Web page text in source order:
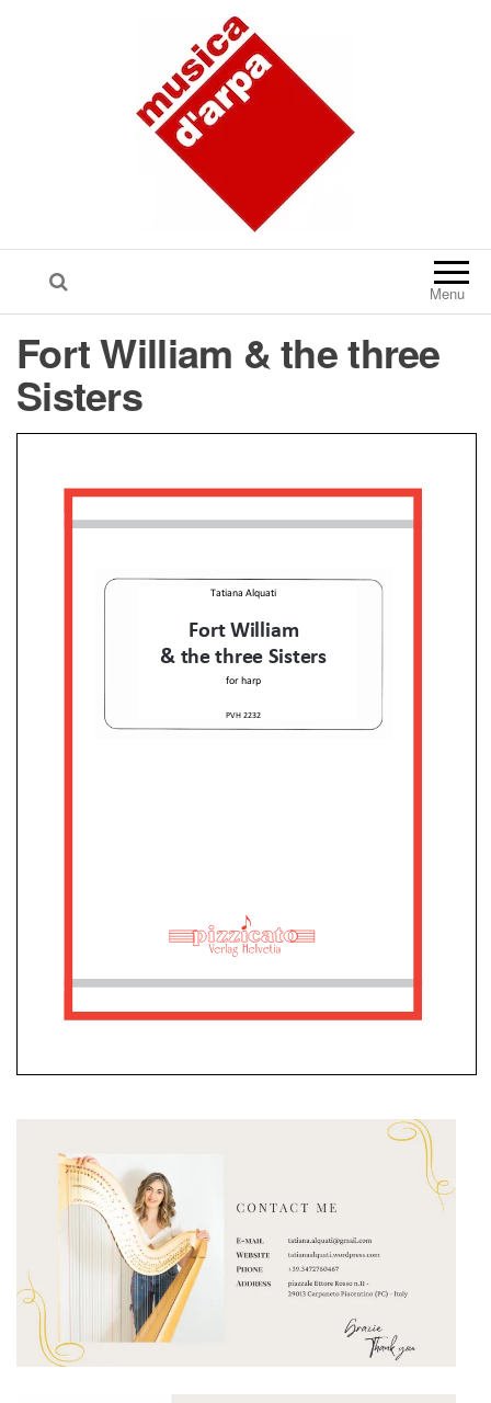
Menu
Fort William & the three
Sisters